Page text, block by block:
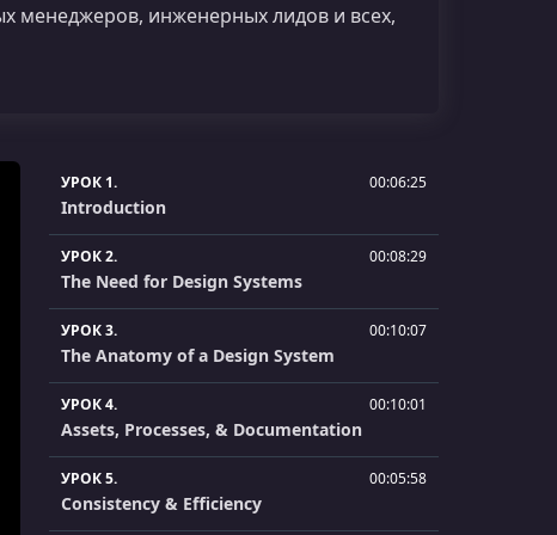
менеджеров, инженерных лидов и всех,
УРОК 1. 00:06:25
Introduction
УРОК 2. 00:08:29
The Need for Design Systems
УРОК 3. 00:10:07
The Anatomy of a Design System
УРОК 4. 00:10:01
Assets, Processes, & Documentation
УРОК 5. 00:05:58
Consistency & Efficiency